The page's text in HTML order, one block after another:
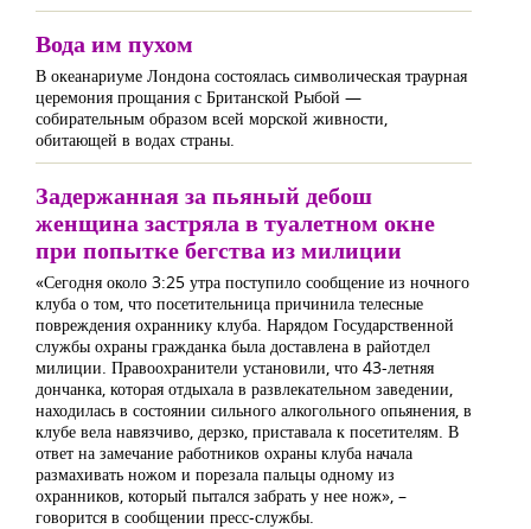
Вода им пухом
В океанариуме Лондона состоялась символическая траурная
церемония прощания с Британской Рыбой —
собирательным образом всей морской живности,
обитающей в водах страны.
Задержанная за пьяный дебош
женщина застряла в туалетном окне
при попытке бегства из милиции
«Сегодня около 3:25 утра поступило сообщение из ночного
клуба о том, что посетительница причинила телесные
повреждения охраннику клуба. Нарядом Государственной
службы охраны гражданка была доставлена в райотдел
милиции. Правоохранители установили, что 43-летняя
дончанка, которая отдыхала в развлекательном заведении,
находилась в состоянии сильного алкогольного опьянения, в
клубе вела навязчиво, дерзко, приставала к посетителям. В
ответ на замечание работников охраны клуба начала
размахивать ножом и порезала пальцы одному из
охранников, который пытался забрать у нее нож», –
говорится в сообщении пресс-службы.